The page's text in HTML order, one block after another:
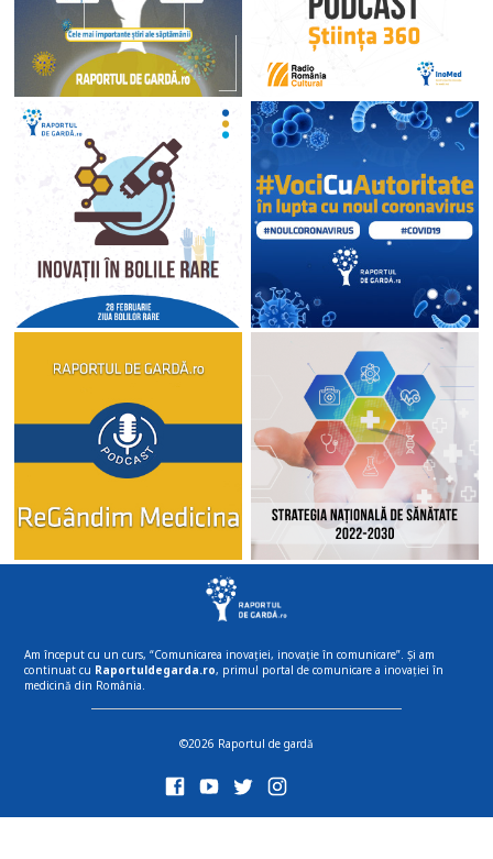
Am început cu un curs, “Comunicarea inovației, inovație în comunicare”. Și am
continuat cu Raportuldegarda.ro, primul portal de comunicare a inovației în
medicină din România.
©2026 Raportul de gardă